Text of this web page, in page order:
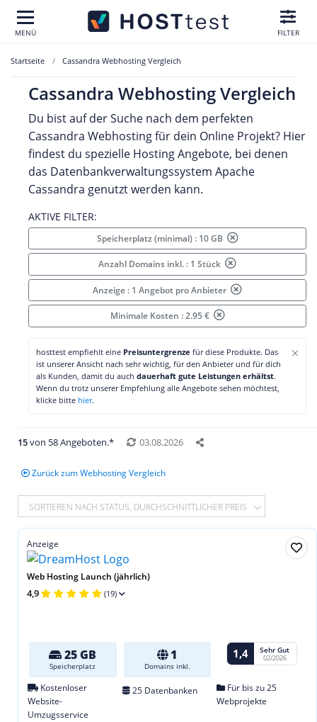
MENÜ FILTER
Startseite Cassandra Webhosting Vergleich
Cassandra Webhosting Vergleich
Du bist auf der Suche nach dem perfekten
Cassandra Webhosting für dein Online Projekt? Hier
findest du spezielle Hosting Angebote, bei denen
das Datenbankverwaltungssystem Apache
Cassandra genutzt werden kann.
AKTIVE FILTER:
Speicherplatz (minimal) : 10 GB
Anzahl Domains inkl. : 1 Stück
Anzeige : 1 Angebot pro Anbieter
Minimale Kosten : 2.95 €
×
hosttest empfiehlt eine Preisuntergrenze für diese Produkte. Das
ist unserer Ansicht nach sehr wichtig, für den Anbieter und für dich
als Kunden, damit du auch dauerhaft gute Leistungen erhältst.
Wenn du trotz unserer Empfehlung alle Angebote sehen möchtest,
klicke bitte hier.
15von 58 Angeboten.* 03.08.2026
Zurück zum Webhosting Vergleich
SORTIEREN NACH STATUS, DURCHSCHNITTLICHER PREIS
Anzeige
Web Hosting Launch (jährlich)
4,9 (19)
25 GB
Speicherplatz
1
Domains inkl.
1,4 Sehr Gut
02/2026
Kostenloser
Website-
Umzugsservice
25 Datenbanken
Für bis zu 25
Webprojekte